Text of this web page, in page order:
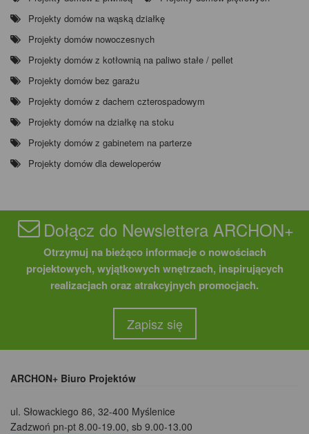
Projekty domów na wąską działkę
Projekty domów nowoczesnych
Projekty domów z kotłownią na paliwo stałe / pellet
Projekty domów bez garażu
Projekty domów z dachem czterospadowym
Projekty domów na działkę na stoku
Projekty domów z gabinetem na parterze
Projekty domów dla deweloperów
Dołącz do Newslettera ARCHON+
Otrzymuj na bieżąco informacje o nowościach
projektowych, wyjątkowych wnętrzach, inspirujących
realizacjach oraz atrakcyjnych promocjach.
Zapisz się
ARCHON+ Biuro Projektów
ul. Słowackiego 86, 32-400 Myślenice
Zadzwoń pn-pt 8.00-19.00, sb 9.00-13.00